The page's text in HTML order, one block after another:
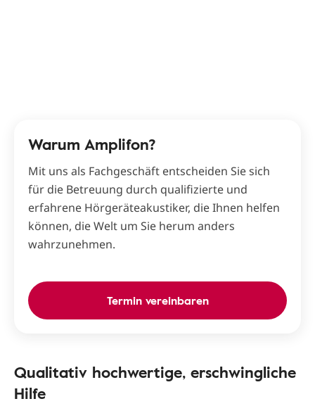
Warum Amplifon?
Mit uns als Fachgeschäft entscheiden Sie sich
für die Betreuung durch qualifizierte und
erfahrene Hörgeräteakustiker, die Ihnen helfen
können, die Welt um Sie herum anders
wahrzunehmen.
Termin vereinbaren
Qualitativ hochwertige, erschwingliche
Hilfe